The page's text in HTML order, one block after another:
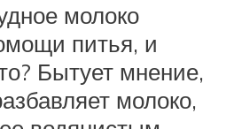
молоко
питья, и
Бытует мнение,
молоко,